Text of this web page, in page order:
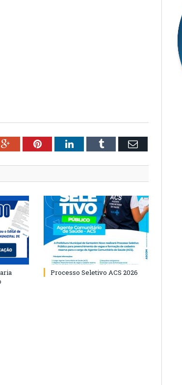
Google+PinterestLinkedInTumblr Email
Processo Seletivo ACS 2026